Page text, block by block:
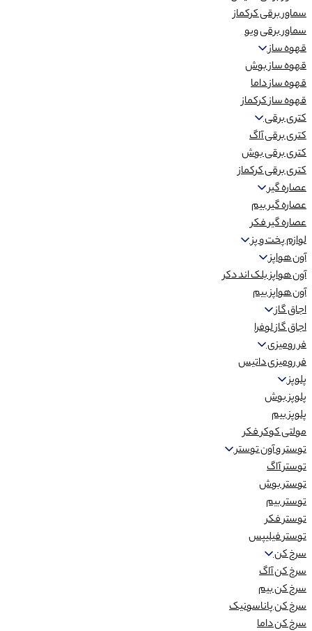
سماور برقی کرکماز
سماور برقی ویو
قهوه ساز
قهوه ساز بوش
قهوه ساز داما
قهوه ساز کرکماز
کتری برقی
کتری برقی آاگ
کتری برقی بوش
کتری برقی کرکماز
عصاره گیر
عصاره گیر بیم
عصاره گیر فکر
لوازم پخت و پز
آون هواپز
آون هواپز بلک اند دکر
آون هواپز بیم
اجاق گاز
اجاق گاز لوفرا
فر رومیزی
فر رومیزی داتیس
پلوپز
پلوپز بوش
پلوپز بیم
مولتی کوکر فکر
توستر و آون توستر
توستر آاگ
توستر بوش
توستر بیم
توستر فکر
توستر فیلیپس
سرخ کن
سرخ کن آاگ
سرخ کن بیم
سرخ کن پاناسونیک
سرخ کن داما